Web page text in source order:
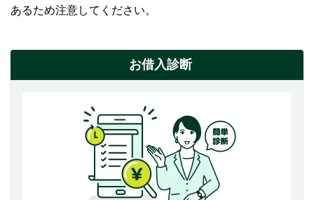
あるため注意してください。
お借入診断